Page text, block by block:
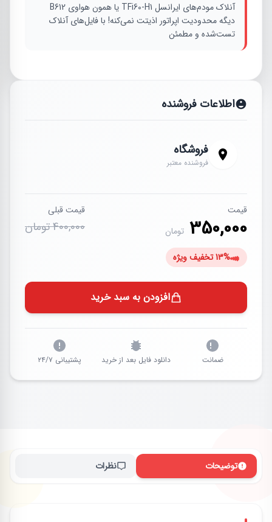
آنلاک مودم‌های ایرانسل TFi60-H1 یا همون هواوی B612
دیگه محدودیت اپراتور اذیتت نمی‌کنه! با فایل‌های آنلاک
تست‌شده و مطمئن
اطلاعات فروشنده
فروشگاه
فروشنده معتبر
قیمت
350,000 تومان
قیمت قبلی
400,000 تومان
13% تخفیف ویژه
افزودن به سبد خرید
ضمانت دانلود فایل بعد از خرید پشتیبانی ۲۴/۷
توضیحات نظرات